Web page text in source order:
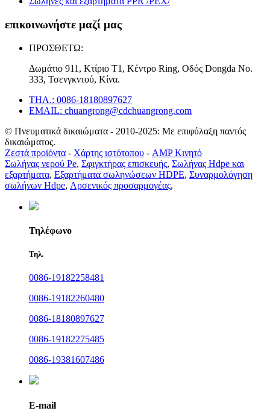
επικοινωνήστε μαζί μας
ΠΡΟΣΘΕΤΩ:
Δωμάτιο 911, Κτίριο T1, Κέντρο Ring, Οδός Dongda Νο.
333, Τσενγκντού, Κίνα.
ΤΗΛ.: 0086-18180897627
EMAIL: chuangrong@cdchuangrong.com
© Πνευματικά δικαιώματα - 2010-2025: Με επιφύλαξη παντός
δικαιώματος.
Ζεστά προϊόντα - Χάρτης ιστότοπου - AMP Κινητό
Σωλήνας νερού Pe, Σφιγκτήρας επισκευής, Σωλήνας Hdpe και
εξαρτήματα, Εξαρτήματα σωληνώσεων HDPE, Συναρμολόγηση
σωλήνων Hdpe, Αρσενικός προσαρμογέας,
Τηλέφωνο
Τηλ.
0086-19182258481
0086-19182260480
0086-18180897627
0086-19182275485
0086-19381607486
E-mail